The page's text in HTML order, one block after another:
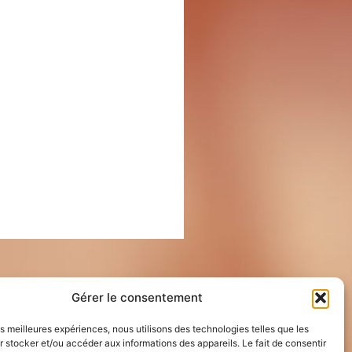
Gérer le consentement
meilleures expériences, nous utilisons des technologies telles que les
stocker et/ou accéder aux informations des appareils. Le fait de consentir